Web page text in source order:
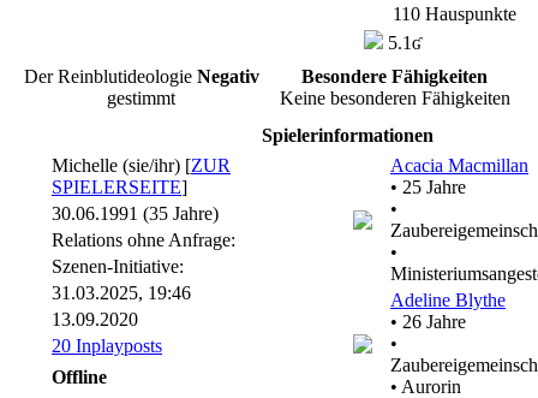
110 Hauspunkte
5.1ʛ
Der Reinblutideologie Negativ
gestimmt
Besondere Fähigkeiten
Keine besonderen Fähigkeiten
Spielerinformationen
Michelle (sie/ihr) [ZUR
SPIELERSEITE]
30.06.1991 (35 Jahre)
Relations ohne Anfrage:
Szenen-Initiative:
31.03.2025, 19:46
13.09.2020
20 Inplayposts
Offline
Acacia Macmillan
• 25 Jahre
•
•
Adeline Blythe
• 26 Jahre
•
• Aurorin